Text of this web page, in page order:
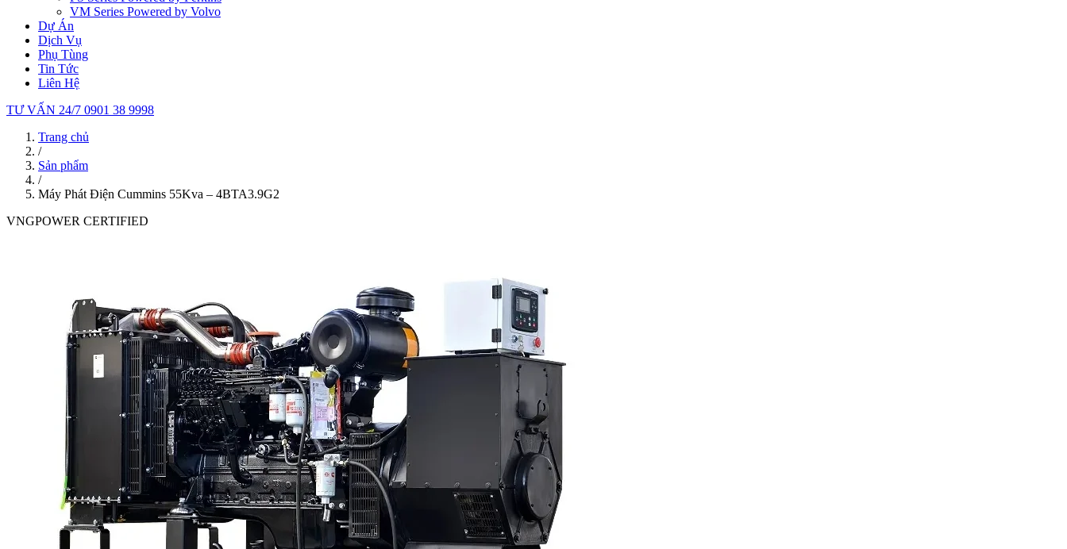
VM Series Powered by Volvo
Dự Án
Dịch Vụ
Phụ Tùng
Tin Tức
Liên Hệ
TƯ VẤN 24/7 0901 38 9998
Trang chủ
/
Sản phẩm
/
Máy Phát Điện Cummins 55Kva – 4BTA3.9G2
VNGPOWER CERTIFIED